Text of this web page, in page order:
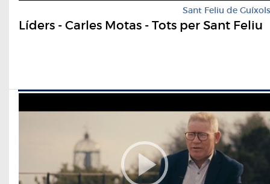
Sant Feliu de Guíxols
Líders - Carles Motas - Tots per Sant Feliu